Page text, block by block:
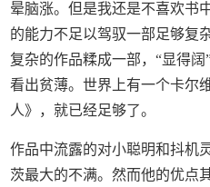
晕脑涨。但是我还是不喜欢书
的能力不足以驾驭一部足够复
复杂的作品糅成一部，“显得
看出贫薄。世界上有一个卡尔
人》，就已经足够了。
作品中流露的对小聪明和抖机
茨最大的不满。然而他的优点